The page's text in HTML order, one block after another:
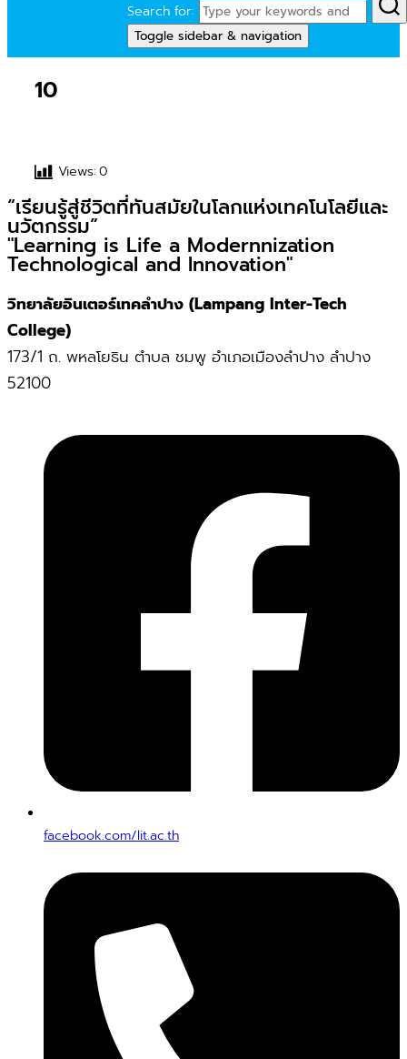
Search for:
Toggle sidebar & navigation
10
Views:0
“เรียนรู้สู่ชีวิตที่ทันสมัยในโลกแห่งเทคโนโลยีและ
นวัตกรรม”
"Learning is Life a Modernnization
Technological and Innovation"
วิทยาลัยอินเตอร์เทคลำปาง (Lampang Inter-Tech
College)
173/1 ถ. พหลโยธิน ตำบล ชมพู อำเภอเมืองลำปาง ลำปาง
52100
facebook.com/lit.ac.th